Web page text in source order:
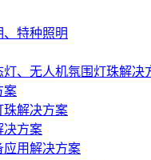
特种照明
、无人机氛围灯珠解决
案
珠解决方案
决方案
应用解决方案